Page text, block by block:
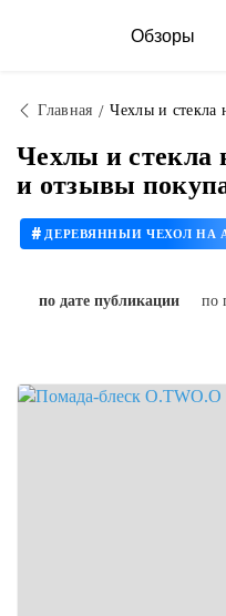
Обзоры
Главная Чехлы и стекла
Чехлы и стекла
и отзывы
#
по дате публикации по